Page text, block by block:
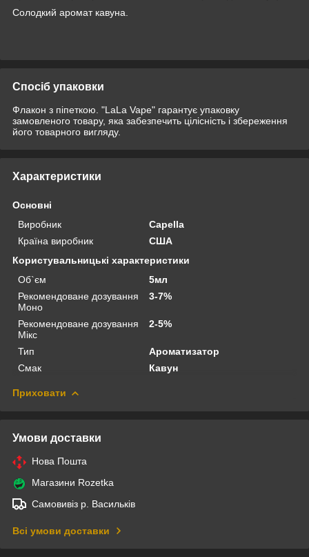
Солодкий аромат кавуна.
Спосіб упаковки
Флакон з піпеткою. "LaLa Vape" гарантує упаковку
замовленого товару, яка забезпечить цілісність і збереження
його товарного вигляду.
Характеристики
Основні
Виробник
Capella
Країна виробник
США
Користувальницькі характеристики
Об`єм
5мл
Рекомендоване дозування
Моно
3-7%
Рекомендоване дозування
Мікс
2-5%
Тип
Ароматизатор
Смак
Кавун
Приховати
Умови доставки
Нова Пошта
Магазини Rozetka
Самовивіз р. Васильків
Всі умови доставки